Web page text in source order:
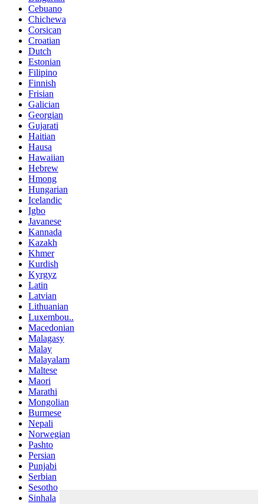
Cebuano
Chichewa
Corsican
Croatian
Dutch
Estonian
Filipino
Finnish
Frisian
Galician
Georgian
Gujarati
Haitian
Hausa
Hawaiian
Hebrew
Hmong
Hungarian
Icelandic
Igbo
Javanese
Kannada
Kazakh
Khmer
Kurdish
Kyrgyz
Latin
Latvian
Lithuanian
Luxembou..
Macedonian
Malagasy
Malay
Malayalam
Maltese
Maori
Marathi
Mongolian
Burmese
Nepali
Norwegian
Pashto
Persian
Punjabi
Serbian
Sesotho
Sinhala